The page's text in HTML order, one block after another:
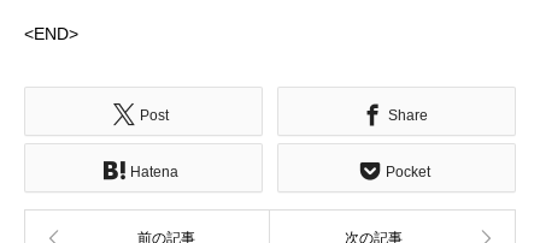
<END>
Post Share
Hatena Pocket